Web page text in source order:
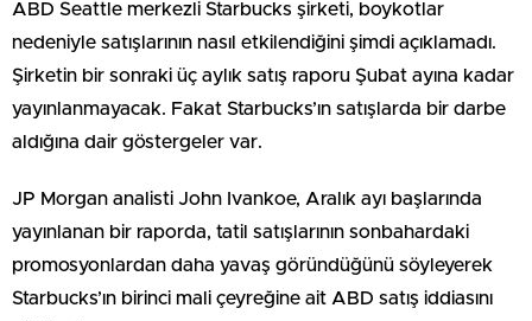
ABD Seattle merkezli Starbucks şirketi, boykotlar
nedeniyle satışlarının nasıl etkilendiğini şimdi açıklamadı.
Şirketin bir sonraki üç aylık satış raporu Şubat ayına kadar
yayınlanmayacak. Fakat Starbucks’ın satışlarda bir darbe
aldığına dair göstergeler var.
JP Morgan analisti John Ivankoe, Aralık ayı başlarında
yayınlanan bir raporda, tatil satışlarının sonbahardaki
promosyonlardan daha yavaş göründüğünü söyleyerek
Starbucks’ın birinci mali çeyreğine ait ABD satış iddiasını